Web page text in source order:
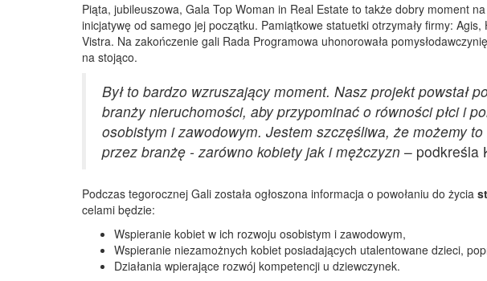
Piąta, jubileuszowa, Gala Top Woman in Real Estate to także dobry moment
inicjatywę od samego jej początku. Pamiątkowe statuetki otrzymały firmy:
Vistra. Na zakończenie gali Rada Programowa uhonorowała
na stojąco.
Był to bardzo wzruszający moment. Nasz projekt powstał
branży nieruchomości, aby przypominać o równości płci i
osobistym i zawodowym. Jestem szczęśliwa, że możemy
przez branżę - zarówno kobiety jak i mężczyzn – podkreśla
Podczas tegorocznej Gali została ogłoszona informacja o powołaniu do życia
celami będzie:
Wspieranie kobiet w ich rozwoju osobistym i zawodowym,
Wspieranie niezamożnych kobiet posiadających utalentowane dzieci,
Działania wpierające rozwój kompetencji u dziewczynek.